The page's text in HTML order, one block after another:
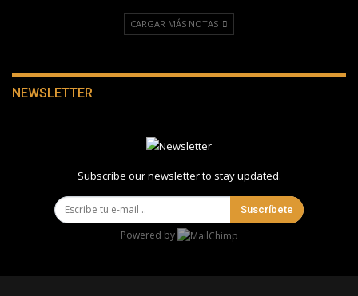
CARGAR MÁS NOTAS
NEWSLETTER
Subscribe our newsletter to stay updated.
Suscríbete
Powered by